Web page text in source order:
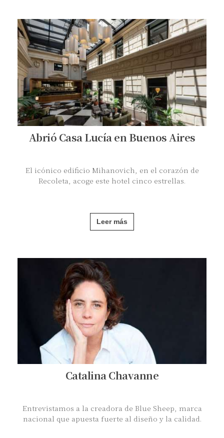
Abrió Casa Lucía en Buenos Aires
El icónico edificio Mihanovich, en el corazón de
Recoleta, acoge este hotel cinco estrellas.
Leer más
Catalina Chavanne
Entrevistamos a la creadora de Blue Sheep, marca
nacional que apuesta fuerte al diseño y la calidad.